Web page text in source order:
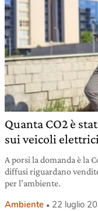
Quanta CO2 è
sui veicoli
A porsi la domanda è la
diffusi riguardano
per l’ambiente.
Ambiente 22 luglio